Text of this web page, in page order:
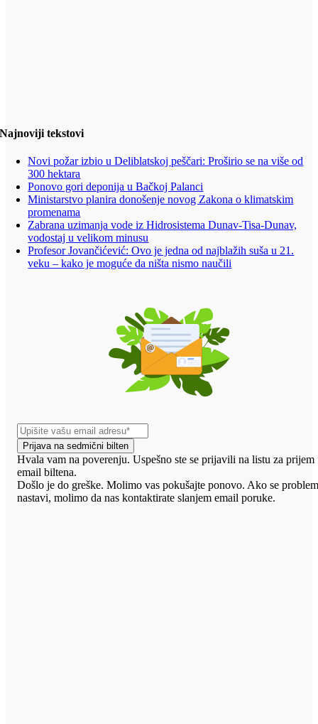
Najnoviji tekstovi
Novi požar izbio u Deliblatskoj peščari: Proširio se na više od
300 hektara
Ponovo gori deponija u Bačkoj Palanci
Ministarstvo planira donošenje novog Zakona o klimatskim
promenama
Zabrana uzimanja vode iz Hidrosistema Dunav-Tisa-Dunav,
vodostaj u velikom minusu
Profesor Jovančićević: Ovo je jedna od najblažih suša u 21.
veku – kako je moguće da ništa nismo naučili
Prijava na sedmični bilten
Hvala vam na poverenju. Uspešno ste se prijavili na listu za prijem
email biltena.
Došlo je do greške. Molimo vas pokušajte ponovo. Ako se
nastavi, molimo da nas kontaktirate slanjem email poruke.